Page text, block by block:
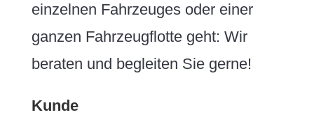
einzelnen Fahrzeuges oder einer
ganzen Fahrzeugflotte geht: Wir
beraten und begleiten Sie gerne!
Kunde